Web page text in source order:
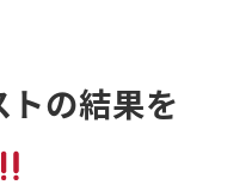
トの結果を